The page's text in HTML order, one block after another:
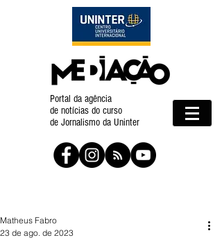
Portal da agência
de notícias do curso
de Jornalismo da Uninter
Matheus Fabro
23 de ago. de 2023